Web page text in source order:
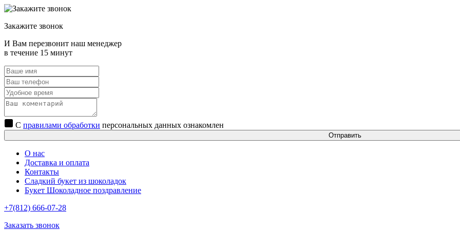
Закажите звонок
И Вам перезвонит наш менеджер
в течение 15 минут
С правилами обработки персональных данных ознакомлен
Отправить
О нас
Доставка и оплата
Контакты
Сладкий букет из шоколадок
Букет Шоколадное поздравление
+7(812) 666-07-28
Заказать звонок